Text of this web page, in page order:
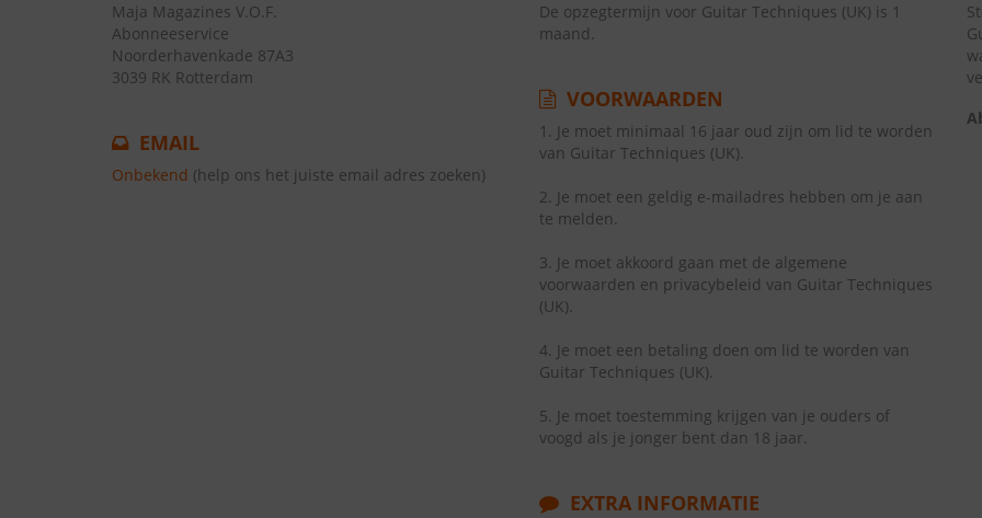
Maja Magazines V.O.F.
Abonneeservice
Noorderhavenkade 87A3
3039 RK Rotterdam
EMAIL
Onbekend (help ons het juiste email adres zoeken)
De opzegtermijn voor Guitar Techniques (UK) is 1
maand.
VOORWAARDEN
1. Je moet minimaal 16 jaar oud zijn om lid te worden
van Guitar Techniques (UK).
2. Je moet een geldig e-mailadres hebben om je aan
te melden.
3. Je moet akkoord gaan met de algemene
voorwaarden en privacybeleid van Guitar Techniques
(UK).
4. Je moet een betaling doen om lid te worden van
Guitar Techniques (UK).
5. Je moet toestemming krijgen van je ouders of
voogd als je jonger bent dan 18 jaar.
EXTRA INFORMATIE